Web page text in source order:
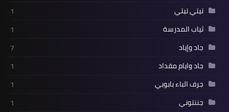
تيتي تيتي
1
ثياب المدرسة
1
جاد وإياد
7
جاد وايام مقداد
1
جرف الباء بابوبي
1
جننتوني
1